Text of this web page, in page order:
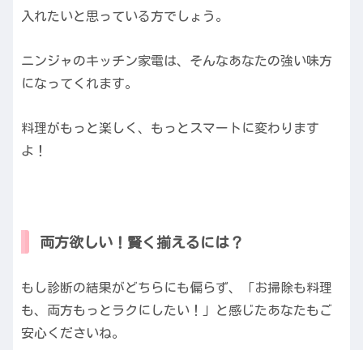
入れたいと思っている方でしょう。
ニンジャのキッチン家電は、そんなあなたの強い味方
になってくれます。
料理がもっと楽しく、もっとスマートに変わります
よ！
両方欲しい！賢く揃えるには？
もし診断の結果がどちらにも偏らず、「お掃除も料理
も、両方もっとラクにしたい！」と感じたあなたもご
安心くださいね。